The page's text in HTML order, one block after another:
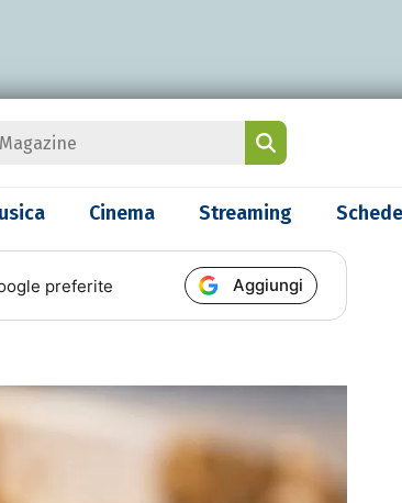
Cinema Streaming Schede
preferite Aggiungi